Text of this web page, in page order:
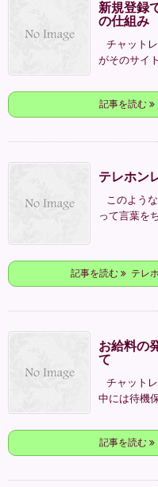
新規登録
の仕組み
チャット
がそのサイ
記事を読む
テレホン
このよう
って言葉を
記事を読む テレホ
お給料の
て
チャット
中には待機
記事を読む